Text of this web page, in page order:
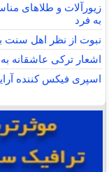
زیورآلات و طلاهای
به فرد
نبوت از نظر اهل
اشعار ترکی عاشقانه
اسپری فیکس کننده